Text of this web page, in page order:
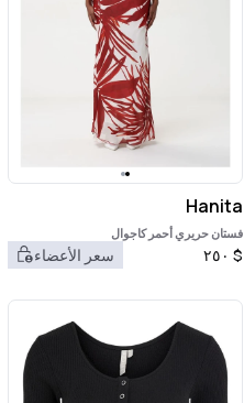
Hanita
فستان حريري أحمر كاجوال
$ ٢٥٠ سعر الأعضاء